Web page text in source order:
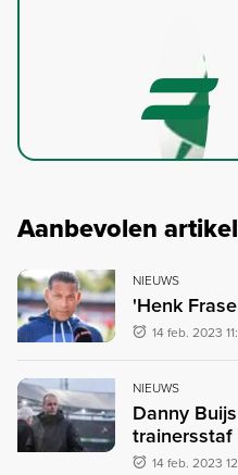
Aanbevolen
NIEUWS
'Henk
14 feb. 2023
NIEUWS
Danny
trainersstaf
14 feb. 2023